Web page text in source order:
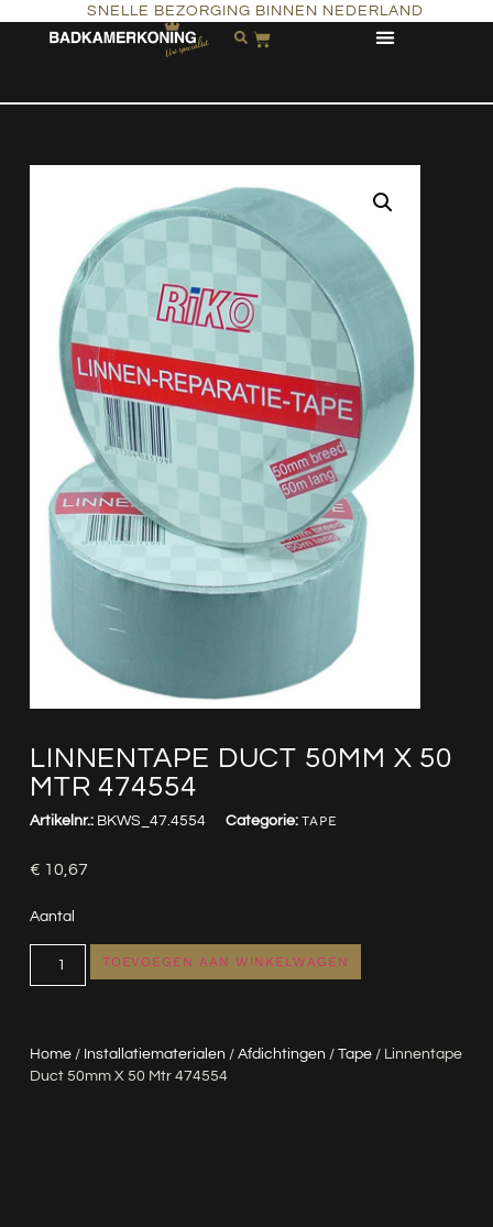
SNELLE BEZORGING BINNEN NEDERLAND
LINNENTAPE DUCT 50MM X 50
MTR 474554
Home/ Installatiematerialen / Afdichtingen / Tape/ Linnentape
Duct 50mm X 50 Mtr 474554
Artikelnr.: BKWS_47.4554 Categorie: TAPE
€ 10,67
Aantal
TOEVOEGEN AAN WINKELWAGEN